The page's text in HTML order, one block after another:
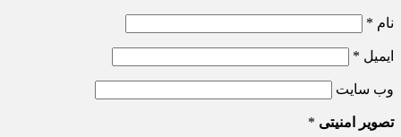
نام *
ایمیل *
وب‌ سایت
تصویر امنیتی *